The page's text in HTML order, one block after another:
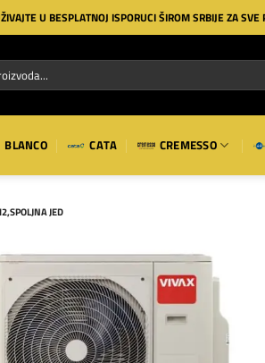
U BESPLATNOJ ISPORUCI ŠIROM SRBIJE ZA
BLANCO CATA CREMESSO
JED
listu
želja